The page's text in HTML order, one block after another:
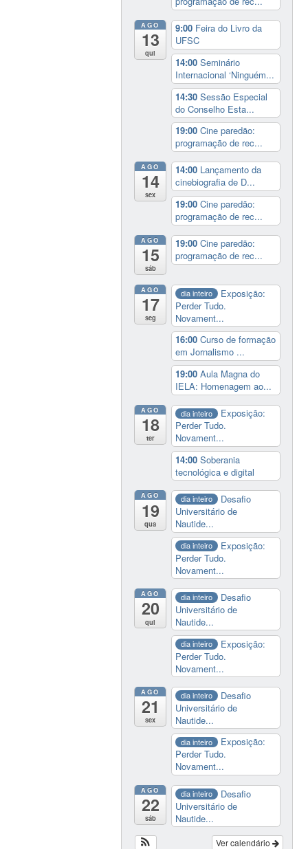
AGO
13
qui
9:00 Feira do Livro da
UFSC
14:00Seminário
Internacional ‘Ninguém...
14:30Sessão Especial
do Conselho Esta...
19:00Cine paredão:
programação de rec...
AGO
14
sex
14:00 Lançamento da
cinebiografia de D...
19:00Cine paredão:
programação de rec...
AGO
15
sáb
19:00Cine paredão:
programação de rec...
AGO
17
seg
dia inteiro
Exposição:
Perder Tudo.
Novament...
16:00Curso de formação
em Jornalismo ...
19:00Aula Magna do
IELA: Homenagem ao...
AGO
18
ter
dia inteiro
Exposição:
Perder Tudo.
Novament...
14:00Soberania
tecnológica e digital
AGO
19
qua
dia inteiro
Desafio
Universitário de
Nautide...
dia inteiro
Exposição:
Perder Tudo.
Novament...
AGO
20
qui
dia inteiro
Desafio
Universitário de
Nautide...
dia inteiro
Exposição:
Perder Tudo.
Novament...
AGO
21
sex
dia inteiro
Desafio
Universitário de
Nautide...
dia inteiro
Exposição:
Perder Tudo.
Novament...
AGO
22
sáb
dia inteiro
Desafio
Universitário de
Nautide...
Ver calendário